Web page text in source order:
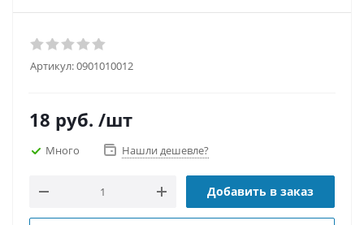
Артикул:0901010012
18 руб. /шт
Много Нашли дешевле?
Добавить в заказ